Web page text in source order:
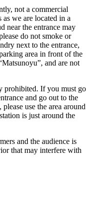
not a commercial
as we are located in a
near the entrance may
do not smoke or
next to the entrance,
area in front of the
and are not
prohibited. If you must go
and go out to the
use the area around
is just around the
and the audience is
that may interfere with